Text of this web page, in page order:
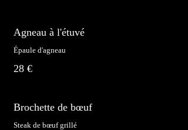
Agneau à l'étuvé
Épaule d'agneau
28 €
Brochette de bœuf
Steak de bœuf grillé